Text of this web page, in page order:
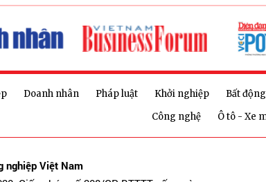
Doanh nhân Pháp luật Khởi nghiệp Bất
Công nghệ
Ô tô - Xe
nghiệp Việt Nam